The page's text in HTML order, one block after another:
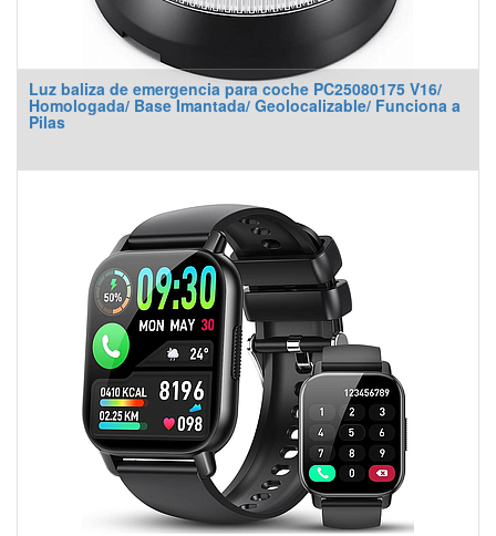
Luz baliza de emergencia para coche PC25080175 V16/
Homologada/ Base Imantada/ Geolocalizable/ Funciona a
Pilas